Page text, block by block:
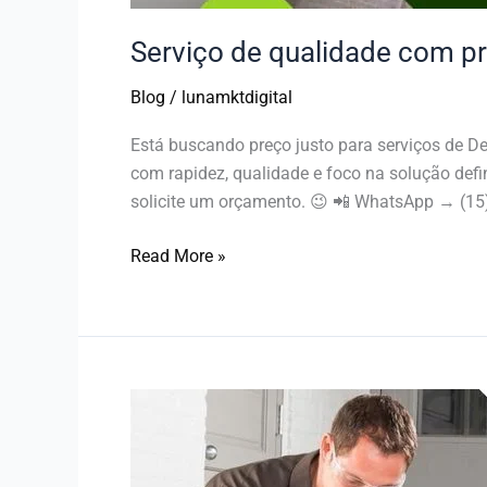
Serviço de qualidade com
Blog / lunamktdigital
Está buscando preço justo para serviços de
com rapidez, qualidade e foco na solução
solicite um orçamento. 😉 📲 WhatsApp →
Read More »
Atendimento